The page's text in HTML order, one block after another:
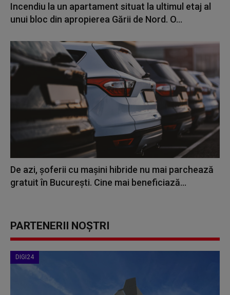
Incendiu la un apartament situat la ultimul etaj al
unui bloc din apropierea Gării de Nord. O...
De azi, șoferii cu mașini hibride nu mai parchează
gratuit în București. Cine mai beneficiază...
PARTENERII NOȘTRI
DIGI24